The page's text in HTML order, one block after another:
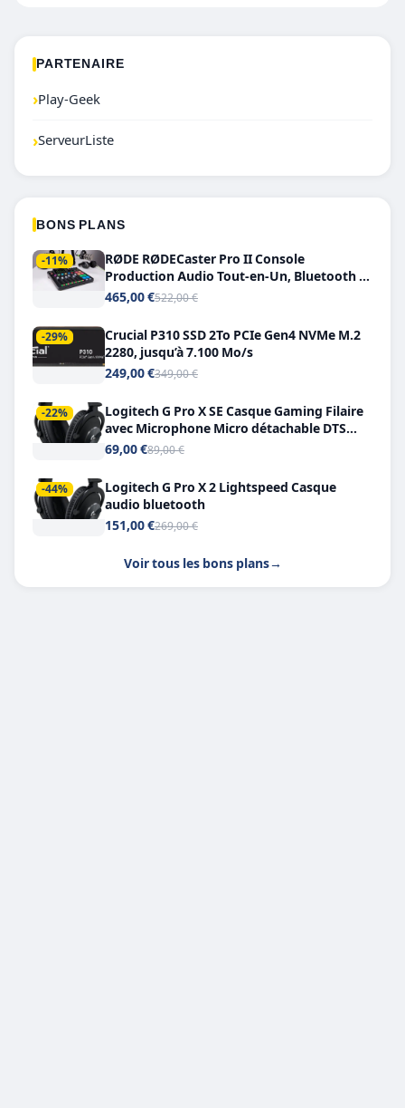
PARTENAIRE
›Play-Geek
›ServeurListe
BONS PLANS
-11%
RØDE RØDECaster Pro II Console
Production Audio Tout-en-Un, Bluetooth et
Double USB-C
465,00 €522,00 €
-29%
Crucial P310 SSD 2To PCIe Gen4 NVMe M.2
2280, jusqu’à 7.100 Mo/s
249,00 €349,00 €
-22%
Logitech G Pro X SE Casque Gaming Filaire
avec Microphone Micro détachable DTS
Headphone X 7.1
69,00 €89,00 €
-44%
Logitech G Pro X 2 Lightspeed Casque
audio bluetooth
151,00 €269,00 €
Voir tous les bons plans→